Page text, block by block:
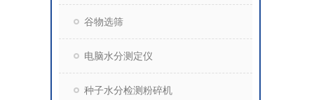
谷物选筛
电脑水分测定仪
种子水分检测粉碎机